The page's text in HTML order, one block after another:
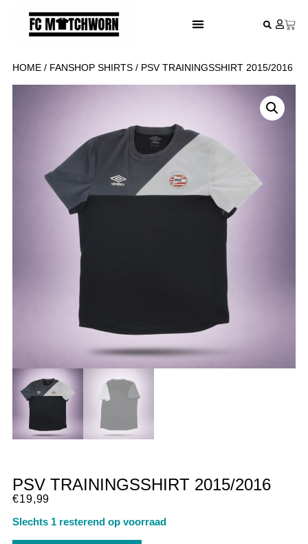
HOME/ FANSHOP SHIRTS/ PSV TRAININGSSHIRT 2015/2016
PSV TRAININGSSHIRT 2015/2016
€19,99
Slechts 1 resterend op voorraad